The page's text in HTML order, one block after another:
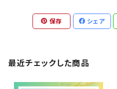
保存 シェア
最近チェックした商品